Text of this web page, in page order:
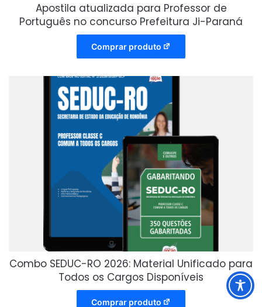
Apostila atualizada para Professor de
Português no concurso Prefeitura Ji-Paraná
Comprar produto
Combo SEDUC-RO 2026: Material Unificado para
Todos os Cargos Disponíveis
Comprar produto